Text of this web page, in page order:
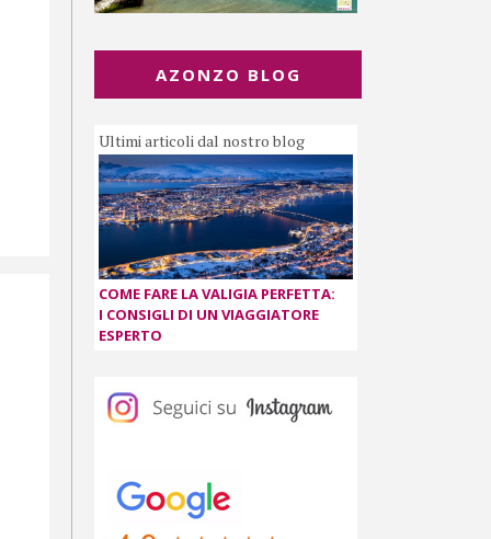
AZONZO BLOG
Ultimi articoli dal nostro blog
COME FARE LA VALIGIA PERFETTA:
I CONSIGLI DI UN VIAGGIATORE
ESPERTO